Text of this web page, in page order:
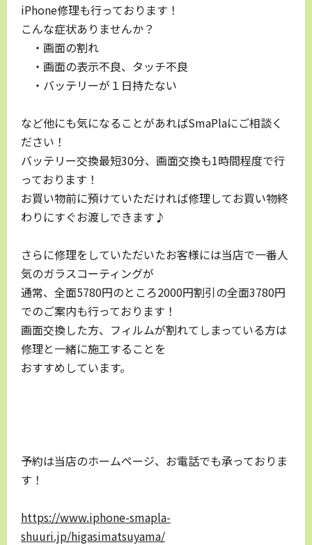
iPhone修理も行っております！
こんな症状ありませんか？
・画面の割れ
・画面の表示不良、タッチ不良
・バッテリーが１日持たない
など他にも気になることがあればSmaPlaにご相談く
ださい！
バッテリー交換最短30分、画面交換も1時間程度で行
っております！
お買い物前に預けていただければ修理してお買い物終
わりにすぐお渡しできます♪
さらに修理をしていただいたお客様には当店で一番人
気のガラスコーティングが
通常、全面5780円のところ2000円割引の全面3780円
でのご案内も行っております！
画面交換した方、フィルムが割れてしまっている方は
修理と一緒に施工することを
おすすめしています。
予約は当店のホームページ、お電話でも承っておりま
す！
https://www.iphone-smapla-
shuuri.jp/higasimatsuyama/